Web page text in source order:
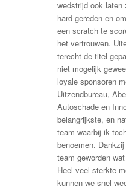
wedstrijd ook laten
hard gereden en
een scratch te
het vertrouwen.
terecht de titel
niet mogelijk
loyale sponsoren
Uitzendbureau,
Autoschade en
belangrijkste, en
team waarbij ik
benoemen.
team geworden
Heel veel sterkte
kunnen we snel